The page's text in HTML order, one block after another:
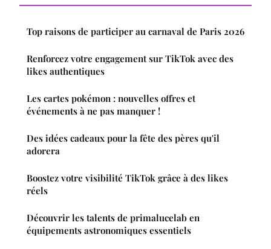
Top raisons de participer au carnaval de Paris 2026
Renforcez votre engagement sur TikTok avec des
likes authentiques
Les cartes pokémon : nouvelles offres et
événements à ne pas manquer !
Des idées cadeaux pour la fête des pères qu'il
adorera
Boostez votre visibilité TikTok grâce à des likes
réels
Découvrir les talents de primalucelab en
équipements astronomiques essentiels